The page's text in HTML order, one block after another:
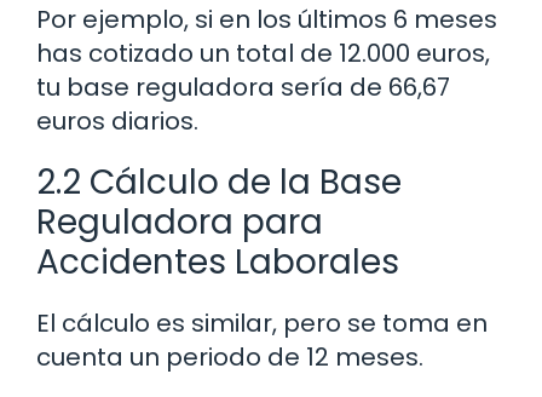
Por ejemplo, si en los últimos 6 meses
has cotizado un total de 12.000 euros,
tu base reguladora sería de 66,67
euros diarios.
2.2 Cálculo de la Base
Reguladora para
Accidentes Laborales
El cálculo es similar, pero se toma en
cuenta un periodo de 12 meses.